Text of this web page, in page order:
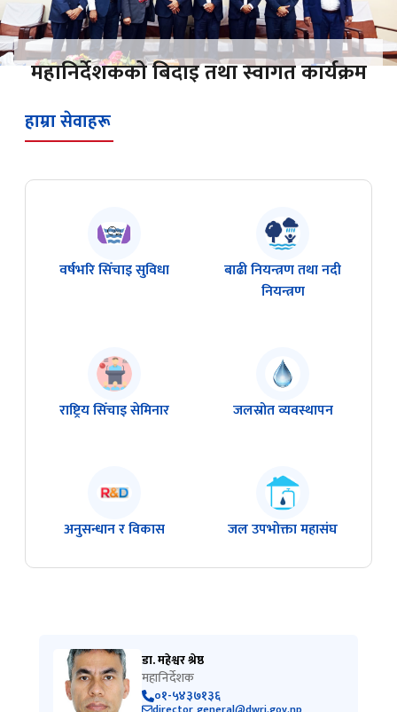
महानिर्देशकको बिदाइ तथा स्वागत कार्यक्रम
हाम्रा सेवाहरू
वर्षभरि सिँचाइ सुविधा
बाढी नियन्त्रण तथा नदी
नियन्त्रण
राष्ट्रिय सिँचाइ सेमिनार जलस्रोत व्यवस्थापन
अनुसन्धान र विकास जल उपभोक्ता महासंघ
डा. महेश्वर श्रेष्ठ
महानिर्देशक
०१-५४३७१३६